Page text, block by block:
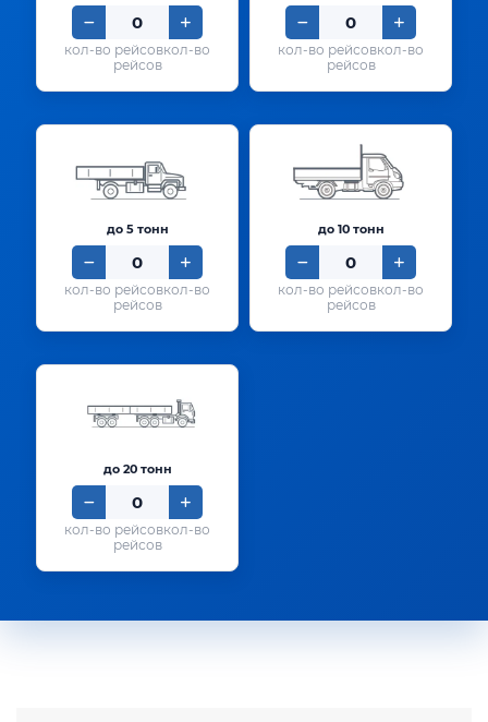
кол-во
рейсов
кол-во
рейсов
до 5 тонн
кол-во
рейсов
до 10 тонн
кол-во
рейсов
до 20 тонн
кол-во
рейсов